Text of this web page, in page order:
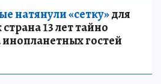
натянули «сетку»для
13 лет тайно
инопланетных гостей